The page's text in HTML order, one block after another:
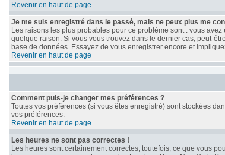
Revenir en haut de page
Je me suis enregistré dans le passé, mais ne peux plus me
Les raisons les plus probables pour ce problème sont : vous
quelque raison. Si vous vous trouvez dans le dernier cas, peut-
base de données. Essayez de vous enregistrer encore et
Revenir en haut de page
Comment puis-je changer mes préférences ?
Toutes vos préférences (si vous êtes enregistré) sont stockées
vos préférences.
Revenir en haut de page
Les heures ne sont pas correctes !
Les heures sont certainement correctes; toutefois, ce que vous